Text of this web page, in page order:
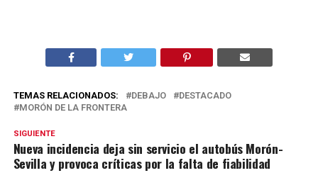
TEMAS RELACIONADOS: DEBAJO
DESTACADO
MORÓN DE LA FRONTERA
SIGUIENTE
Nueva incidencia deja sin servicio el autobús Morón-
Sevilla y provoca críticas por la falta de fiabilidad